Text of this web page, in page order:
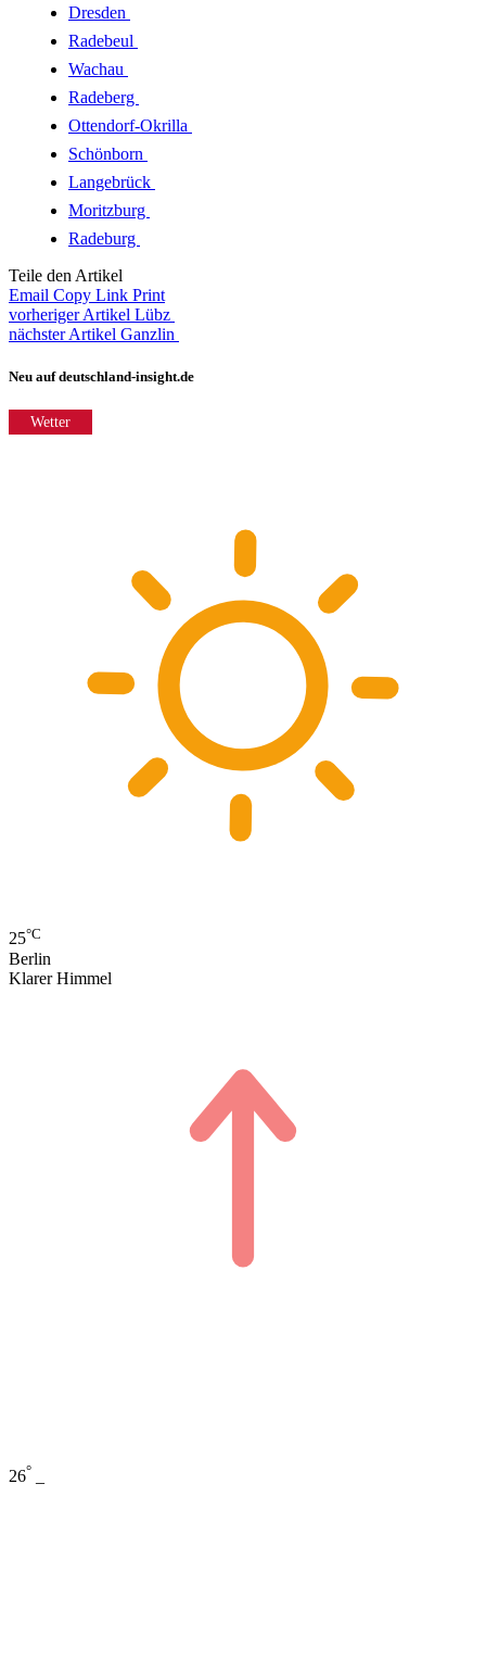
Dresden
Radebeul
Wachau
Radeberg
Ottendorf-Okrilla
Schönborn
Langebrück
Moritzburg
Radeburg
Teile den Artikel
Email Copy Link Print
vorheriger Artikel Lübz
nächster Artikel Ganzlin
Neu auf deutschland-insight.de
Wetter
25°C
Berlin
Klarer Himmel
26°